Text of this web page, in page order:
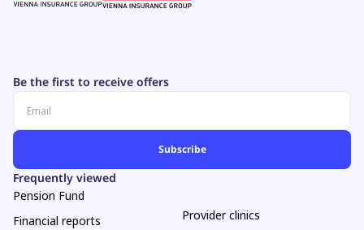
Be the first to receive offers
Frequently viewed
Pension Fund
Financial reports
Provider clinics